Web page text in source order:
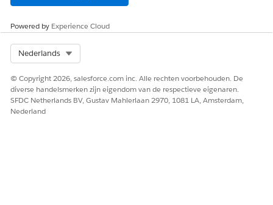
Powered by Experience Cloud
Nederlands
© Copyright 2026, salesforce.com inc. Alle rechten voorbehouden. De
diverse handelsmerken zijn eigendom van de respectieve eigenaren.
SFDC Netherlands BV, Gustav Mahlerlaan 2970, 1081 LA, Amsterdam,
Nederland